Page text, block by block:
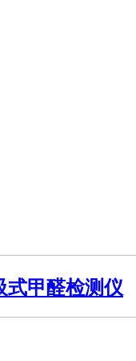
式甲醛检测仪​